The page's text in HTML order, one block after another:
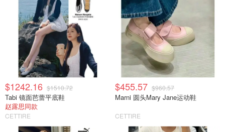
$1242.16 $1510.72
Tabi 镜面芭蕾平底鞋
赵露思同款
CETTIRE
$455.57 $960.57
Marni 圆头Mary Jane运动鞋
CETTIRE